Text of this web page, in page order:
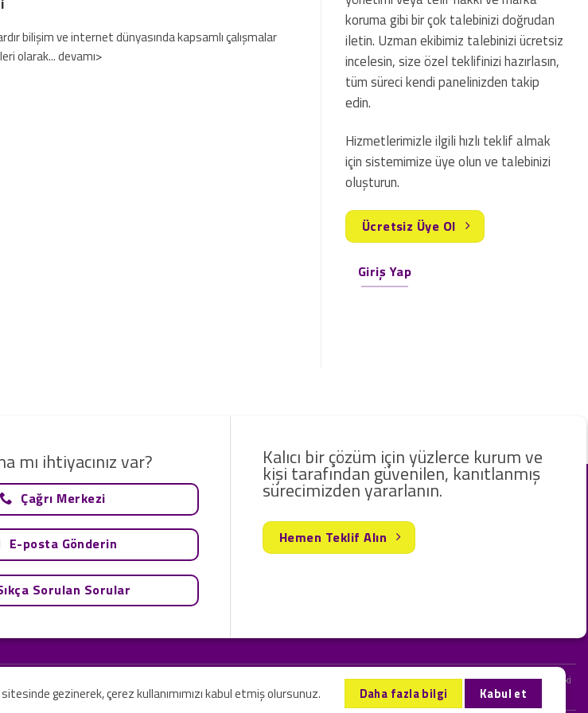
bilişim ve internet dünyasında kapsamlı çalışmalar
olarak... devamı>
koruma gibi bir çok talebinizi doğrudan
iletin. Uzman ekibimiz talebinizi ücretsiz
incelesin, size özel teklifinizi hazırlasın,
tüm süreci kendi panelinizden takip
edin.
Hizmetlerimizle ilgili hızlı teklif almak
için sistemimize üye olun ve talebinizi
oluşturun.
Ücretsiz Üye Ol
Giriş Yap
mı ihtiyacınız var?
Çağrı Merkezi
E-posta Gönderin
Sorulan Sorular
Kalıcı bir çözüm için yüzlerce kurum ve
kişi tarafından güvenilen, kanıtlanmış
sürecimizden yararlanın.
Hemen Teklif Alın
Sadece teknoloji ve danışmanlık şirketi olarak hizmet vermekteyiz. Web sitemizde ve sizinle kurduğumuz iletişimlerdeki
gezinerek, çerez kullanımımızı kabul etmiş olursunuz. Daha fazla bilgi Kabul et